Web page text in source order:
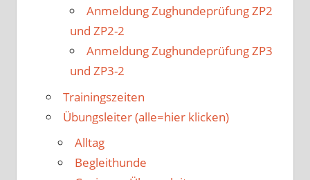
Anmeldung Zughundeprüfung ZP2
und ZP2-2
Anmeldung Zughundeprüfung ZP3
und ZP3-2
Trainingszeiten
Übungsleiter (alle=hier klicken)
Alltag
Begleithunde